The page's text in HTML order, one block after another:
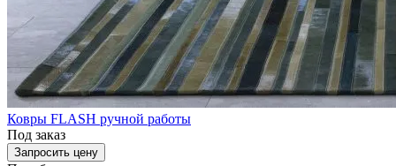
Ковры FLASH ручной работы
Под заказ
Запросить цену